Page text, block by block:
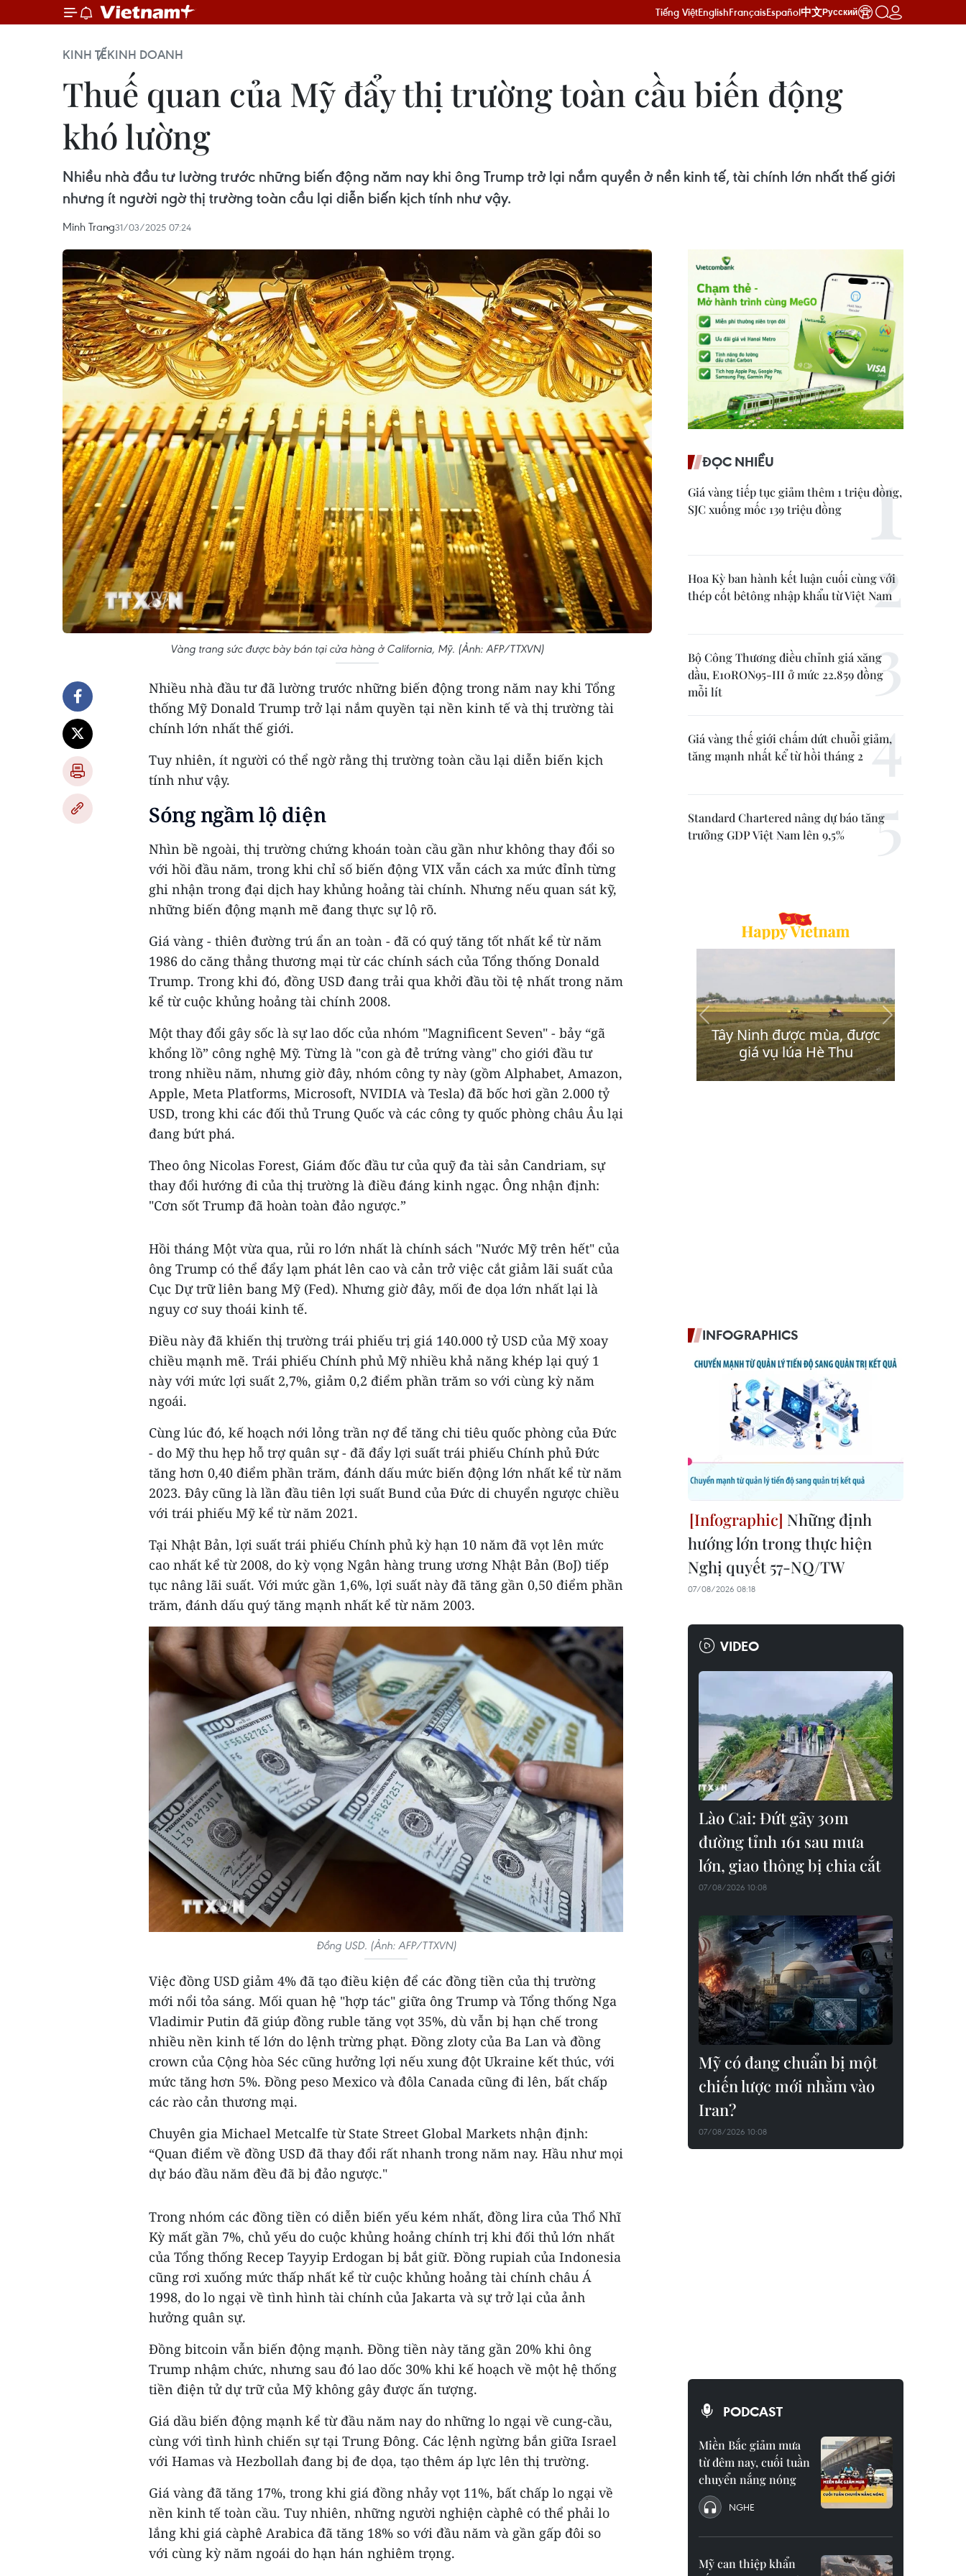
Tiếng ViệtEnglishFrançaisEspañol中文Русский
KINH TẾKINH DOANH
Thuế quan của Mỹ đẩy thị trường toàn cầu biến động
khó lường
Nhiều nhà đầu tư lường trước những biến động năm nay khi ông Trump trở lại nắm quyền ở nền kinh tế, tài chính lớn nhất thế giới
nhưng ít người ngờ thị trường toàn cầu lại diễn biến kịch tính như vậy.
Minh Trang31/03/2025 07:24
Vàng trang sức được bày bán tại cửa hàng ở California, Mỹ. (Ảnh: AFP/TTXVN)
Nhiều nhà đầu tư đã lường trước những biến động trong năm nay khi Tổng
thống Mỹ Donald Trump trở lại nắm quyền tại nền kinh tế và thị trường tài
chính lớn nhất thế giới.
Tuy nhiên, ít người có thể ngờ rằng thị trường toàn cầu lại diễn biến kịch
tính như vậy.
Sóng ngầm lộ diện
Nhìn bề ngoài, thị trường chứng khoán toàn cầu gần như không thay đổi so
với hồi đầu năm, trong khi chỉ số biến động VIX vẫn cách xa mức đỉnh từng
ghi nhận trong đại dịch hay khủng hoảng tài chính. Nhưng nếu quan sát kỹ,
những biến động mạnh mẽ đang thực sự lộ rõ.
Giá vàng - thiên đường trú ẩn an toàn - đã có quý tăng tốt nhất kể từ năm
1986 do căng thẳng thương mại từ các chính sách của Tổng thống Donald
Trump. Trong khi đó, đồng USD đang trải qua khởi đầu tồi tệ nhất trong năm
kể từ cuộc khủng hoảng tài chính 2008.
Một thay đổi gây sốc là sự lao dốc của nhóm "Magnificent Seven" - bảy “gã
khổng lồ” công nghệ Mỹ. Từng là "con gà đẻ trứng vàng" cho giới đầu tư
trong nhiều năm, nhưng giờ đây, nhóm công ty này (gồm Alphabet, Amazon,
Apple, Meta Platforms, Microsoft, NVIDIA và Tesla) đã bốc hơi gần 2.000 tỷ
USD, trong khi các đối thủ Trung Quốc và các công ty quốc phòng châu Âu lại
đang bứt phá.
Theo ông Nicolas Forest, Giám đốc đầu tư của quỹ đa tài sản Candriam, sự
thay đổi hướng đi của thị trường là điều đáng kinh ngạc. Ông nhận định:
"Cơn sốt Trump đã hoàn toàn đảo ngược.”
Hồi tháng Một vừa qua, rủi ro lớn nhất là chính sách "Nước Mỹ trên hết" của
ông Trump có thể đẩy lạm phát lên cao và cản trở việc cắt giảm lãi suất của
Cục Dự trữ liên bang Mỹ (Fed). Nhưng giờ đây, mối đe dọa lớn nhất lại là
nguy cơ suy thoái kinh tế.
Điều này đã khiến thị trường trái phiếu trị giá 140.000 tỷ USD của Mỹ xoay
chiều mạnh mẽ. Trái phiếu Chính phủ Mỹ nhiều khả năng khép lại quý 1
này với mức lợi suất 2,7%, giảm 0,2 điểm phần trăm so với cùng kỳ năm
ngoái.
Cùng lúc đó, kế hoạch nới lỏng trần nợ để tăng chi tiêu quốc phòng của Đức
- do Mỹ thu hẹp hỗ trợ quân sự - đã đẩy lợi suất trái phiếu Chính phủ Đức
tăng hơn 0,40 điểm phần trăm, đánh dấu mức biến động lớn nhất kể từ năm
2023. Đây cũng là lần đầu tiên lợi suất Bund của Đức di chuyển ngược chiều
với trái phiếu Mỹ kể từ năm 2021.
Tại Nhật Bản, lợi suất trái phiếu Chính phủ kỳ hạn 10 năm đã vọt lên mức
cao nhất kể từ 2008, do kỳ vọng Ngân hàng trung ương Nhật Bản (BoJ) tiếp
tục nâng lãi suất. Với mức gần 1,6%, lợi suất này đã tăng gần 0,50 điểm phần
trăm, đánh dấu quý tăng mạnh nhất kể từ năm 2003.
Đồng USD. (Ảnh: AFP/TTXVN)
Việc đồng USD giảm 4% đã tạo điều kiện để các đồng tiền của thị trường
mới nổi tỏa sáng. Mối quan hệ "hợp tác" giữa ông Trump và Tổng thống Nga
Vladimir Putin đã giúp đồng ruble tăng vọt 35%, dù vẫn bị hạn chế trong
nhiều nền kinh tế lớn do lệnh trừng phạt. Đồng zloty của Ba Lan và đồng
crown của Cộng hòa Séc cũng hưởng lợi nếu xung đột Ukraine kết thúc, với
mức tăng hơn 5%. Đồng peso Mexico và đôla Canada cũng đi lên, bất chấp
các rào cản thương mại.
Chuyên gia Michael Metcalfe từ State Street Global Markets nhận định:
“Quan điểm về đồng USD đã thay đổi rất nhanh trong năm nay. Hầu như mọi
dự báo đầu năm đều đã bị đảo ngược."
Trong nhóm các đồng tiền có diễn biến yếu kém nhất, đồng lira của Thổ Nhĩ
Kỳ mất gần 7%, chủ yếu do cuộc khủng hoảng chính trị khi đối thủ lớn nhất
của Tổng thống Recep Tayyip Erdogan bị bắt giữ. Đồng rupiah của Indonesia
cũng rơi xuống mức thấp nhất kể từ cuộc khủng hoảng tài chính châu Á
1998, do lo ngại về tình hình tài chính của Jakarta và sự trở lại của ảnh
hưởng quân sự.
Đồng bitcoin vẫn biến động mạnh. Đồng tiền này tăng gần 20% khi ông
Trump nhậm chức, nhưng sau đó lao dốc 30% khi kế hoạch về một hệ thống
tiền điện tử dự trữ của Mỹ không gây được ấn tượng.
Giá dầu biến động mạnh kể từ đầu năm nay do những lo ngại về cung-cầu,
cùng với tình hình chiến sự tại Trung Đông. Các lệnh ngừng bắn giữa Israel
với Hamas và Hezbollah đang bị đe dọa, tạo thêm áp lực lên thị trường.
Giá vàng đã tăng 17%, trong khi giá đồng nhảy vọt 11%, bất chấp lo ngại về
nền kinh tế toàn cầu. Tuy nhiên, những người nghiện càphê có thể phải lo
lắng khi giá càphê Arabica đã tăng 18% so với đầu năm và gần gấp đôi so
với cùng kỳ năm ngoái do hạn hán nghiêm trọng.
ĐỌC NHIỀU
Giá vàng tiếp tục giảm thêm 1 triệu đồng,
SJC xuống mốc 139 triệu đồng
Hoa Kỳ ban hành kết luận cuối cùng với
thép cốt bêtông nhập khẩu từ Việt Nam
Bộ Công Thương điều chỉnh giá xăng
dầu, E10RON95-III ở mức 22.859 đồng
mỗi lít
Giá vàng thế giới chấm dứt chuỗi giảm,
tăng mạnh nhất kể từ hồi tháng 2
Standard Chartered nâng dự báo tăng
trưởng GDP Việt Nam lên 9,5%
INFOGRAPHICS
Những định
hướng lớn trong thực hiện
Nghị quyết 57-NQ/TW
07/08/2026 08:18
VIDEO
Lào Cai: Đứt gãy 30m
đường tỉnh 161 sau mưa
lớn, giao thông bị chia cắt
07/08/2026 10:08
Mỹ có đang chuẩn bị một
chiến lược mới nhằm vào
Iran?
07/08/2026 10:08
PODCAST
Miền Bắc giảm mưa
từ đêm nay, cuối tuần
chuyển nắng nóng
NGHE
Mỹ can thiệp khẩn